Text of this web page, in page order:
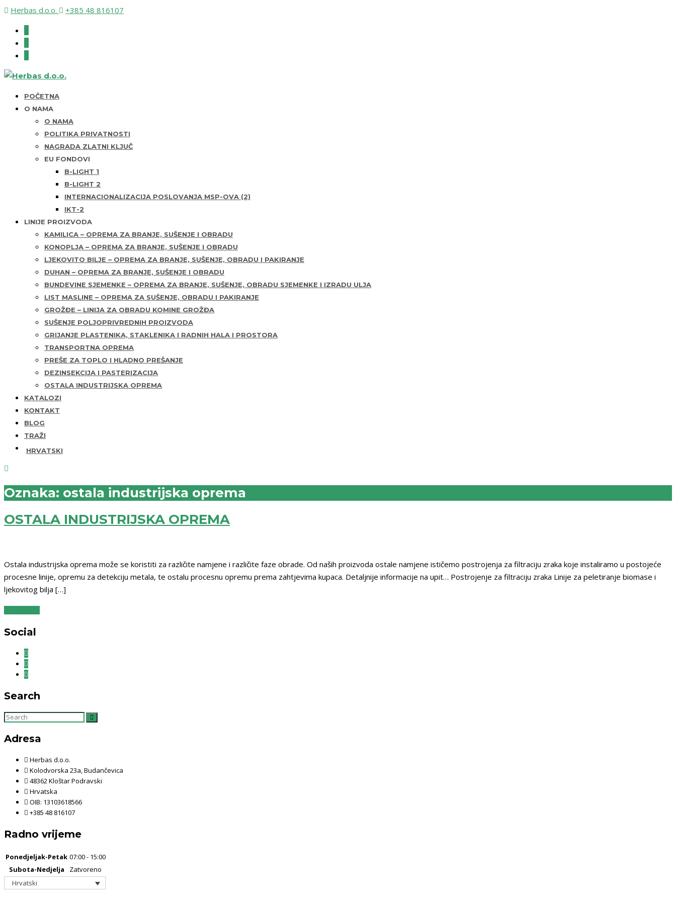
Herbas d.o.o. +385 48 816107
POČETNA
O NAMA
O NAMA
POLITIKA PRIVATNOSTI
NAGRADA ZLATNI KLJUČ
EU FONDOVI
B-LIGHT 1
B-LIGHT 2
INTERNACIONALIZACIJA POSLOVANJA MSP-OVA (2)
IKT-2
LINIJE PROIZVODA
KAMILICA – OPREMA ZA BRANJE, SUŠENJE I OBRADU
KONOPLJA – OPREMA ZA BRANJE, SUŠENJE I OBRADU
LJEKOVITO BILJE – OPREMA ZA BRANJE, SUŠENJE, OBRADU I PAKIRANJE
DUHAN – OPREMA ZA BRANJE, SUŠENJE I OBRADU
BUNDEVINE SJEMENKE – OPREMA ZA BRANJE, SUŠENJE, OBRADU SJEMENKE I IZRADU ULJA
LIST MASLINE – OPREMA ZA SUŠENJE, OBRADU I PAKIRANJE
GROŽĐE – LINIJA ZA OBRADU KOMINE GROŽĐA
SUŠENJE POLJOPRIVREDNIH PROIZVODA
GRIJANJE PLASTENIKA, STAKLENIKA I RADNIH HALA I PROSTORA
TRANSPORTNA OPREMA
PREŠE ZA TOPLO I HLADNO PREŠANJE
DEZINSEKCIJA I PASTERIZACIJA
OSTALA INDUSTRIJSKA OPREMA
KATALOZI
KONTAKT
BLOG
TRAŽI
HRVATSKI
Menu
Oznaka: ostala industrijska oprema
OSTALA INDUSTRIJSKA OPREMA
Ostala industrijska oprema može se koristiti za različite namjene i različite faze obrade. Od naših proizvoda ostale namjene ističemo postrojenja za filtraciju zraka koje instaliramo u postojeće
procesne linije, opremu za detekciju metala, te ostalu procesnu opremu prema zahtjevima kupaca. Detaljnije informacije na upit… Postrojenje za filtraciju zraka Linije za peletiranje biomase i
ljekovitog bilja […]
Social
Search
SEARCH
FOR:
Adresa
Herbas d.o.o.
Kolodvorska 23a, Budančevica
48362 Kloštar Podravski
Hrvatska
OIB: 13103618566
+385 48 816107
Radno vrijeme
Ponedjeljak-Petak 07:00 - 15:00
Subota-Nedjelja
Zatvoreno
Hrvatski